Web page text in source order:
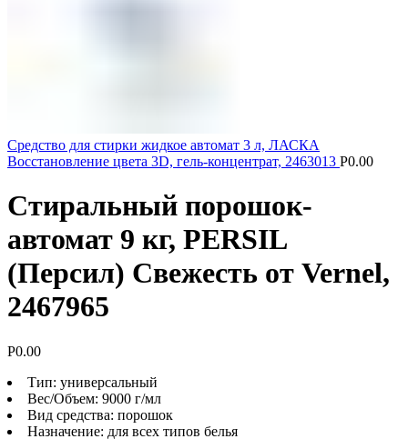
Средство для стирки жидкое автомат 3 л, ЛАСКА
Восстановление цвета 3D, гель-концентрат, 2463013 Р0.00
Стиральный порошок-
автомат 9 кг, PERSIL
(Персил) Свежесть от Vernel,
2467965
Р0.00
Тип: универсальный
Вес/Объем: 9000 г/мл
Вид средства: порошок
Назначение: для всех типов белья